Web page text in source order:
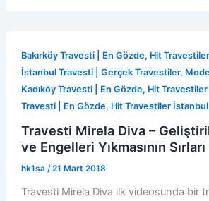
Bakırköy Travesti | En Gözde, Hit
İstanbul Travesti | Gerçek Travestiler,
Kadıköy Travesti | En Gözde, Hit
Travesti | En Gözde, Hit Travestiler İstanbul
Travesti Mirela Diva –
ve Engelleri Yıkmasının Sırları
hk1sa /21 Mart 2018
Travesti Mirela Diva ilk videosunda bir